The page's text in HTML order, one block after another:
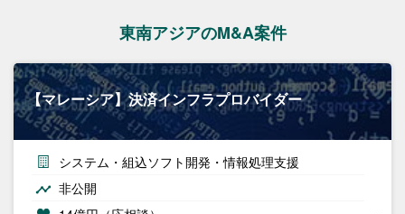
東南アジアのM&A案件
【マレーシア】決済インフラプロバイダー
システム・組込ソフト開発・情報処理支援
非公開